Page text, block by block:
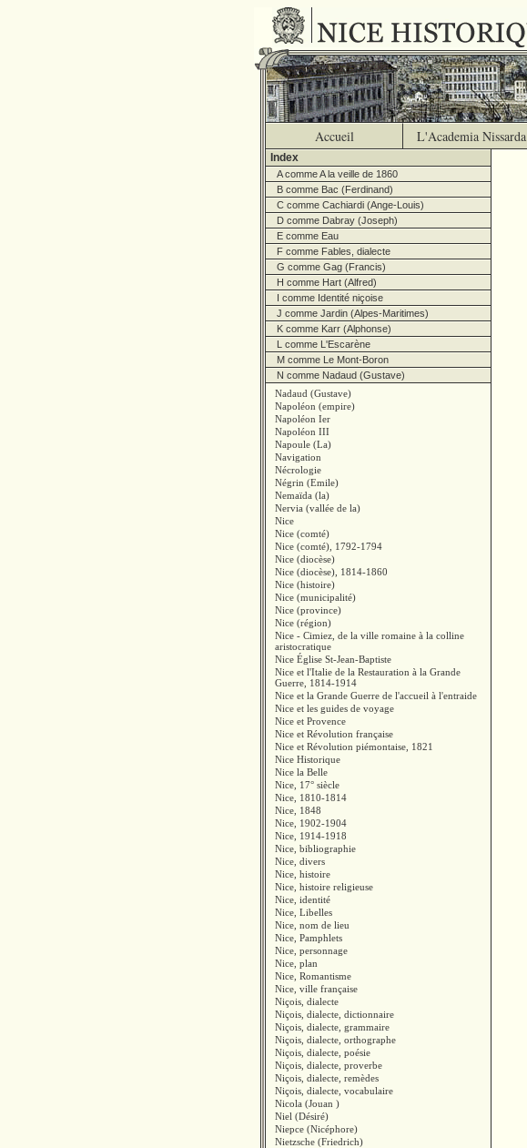
Accueil L'Academia Nissarda
Index
A comme A la veille de 1860
B comme Bac (Ferdinand)
C comme Cachiardi (Ange-Louis)
D comme Dabray (Joseph)
E comme Eau
F comme Fables, dialecte
G comme Gag (Francis)
H comme Hart (Alfred)
I comme Identité niçoise
J comme Jardin (Alpes-Maritimes)
K comme Karr (Alphonse)
L comme L'Escarène
M comme Le Mont-Boron
N comme Nadaud (Gustave)
Nadaud (Gustave)
Napoléon (empire)
Napoléon Ier
Napoléon III
Napoule (La)
Navigation
Nécrologie
Négrin (Emile)
Nemaïda (la)
Nervia (vallée de la)
Nice
Nice (comté)
Nice (comté), 1792-1794
Nice (diocèse)
Nice (diocèse), 1814-1860
Nice (histoire)
Nice (municipalité)
Nice (province)
Nice (région)
Nice - Cimiez, de la ville romaine à la colline
aristocratique
Nice Église St-Jean-Baptiste
Nice et l'Italie de la Restauration à la Grande
Guerre, 1814-1914
Nice et la Grande Guerre de l'accueil à l'entraide
Nice et les guides de voyage
Nice et Provence
Nice et Révolution française
Nice et Révolution piémontaise, 1821
Nice Historique
Nice la Belle
Nice, 17° siècle
Nice, 1810-1814
Nice, 1848
Nice, 1902-1904
Nice, 1914-1918
Nice, bibliographie
Nice, divers
Nice, histoire
Nice, histoire religieuse
Nice, identité
Nice, Libelles
Nice, nom de lieu
Nice, Pamphlets
Nice, personnage
Nice, plan
Nice, Romantisme
Nice, ville française
Niçois, dialecte
Niçois, dialecte, dictionnaire
Niçois, dialecte, grammaire
Niçois, dialecte, orthographe
Niçois, dialecte, poésie
Niçois, dialecte, proverbe
Niçois, dialecte, remèdes
Niçois, dialecte, vocabulaire
Nicola (Jouan )
Niel (Désiré)
Niepce (Nicéphore)
Nietzsche (Friedrich)